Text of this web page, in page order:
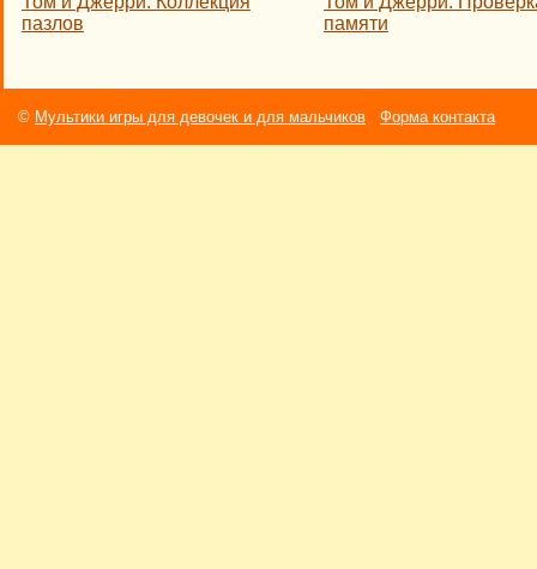
пазлов
памяти
© Мультики игры для девочек и для мальчиков Форма контакта